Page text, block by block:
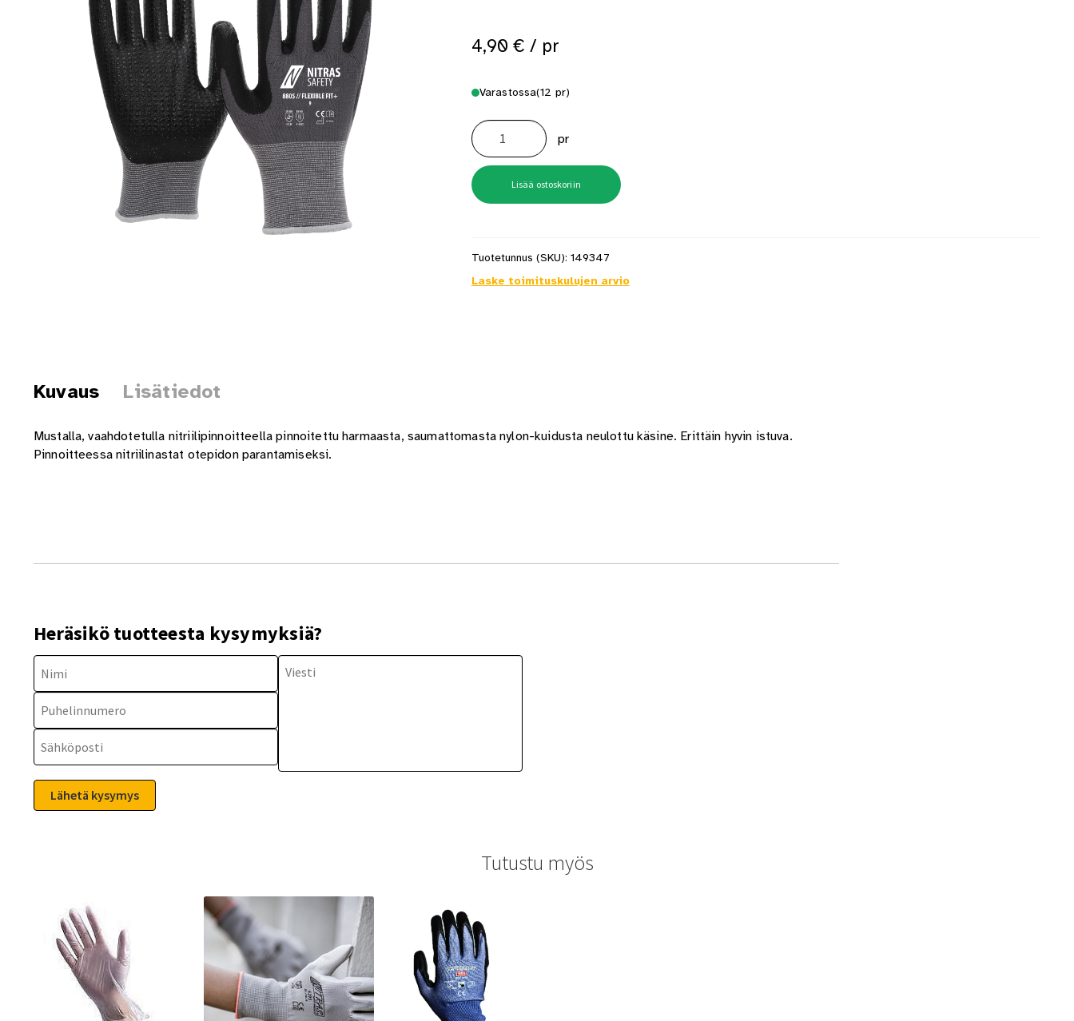
Toimitustavat- ja kulut Tummuneet tai kuivat lauteet? Näin saat saunan puupinnat taas siisteiksi
4,90 € / pr
Varastossa(12 pr)
Nitras
8805
Musta
Nitriilinäppykäsine
koko
11
määrä
pr
Lisää ostoskoriin
Tuotetunnus (SKU): 149347
Laske toimituskulujen arvio
Kuvaus Lisätiedot
Mustalla, vaahdotetulla nitriilipinnoitteella pinnoitettu harmaasta, saumattomasta nylon-kuidusta neulottu käsine. Erittäin hyvin istuva.
Pinnoitteessa nitriilinastat otepidon parantamiseksi.
Heräsikö tuotteesta kysymyksiä?
Tutustu myös